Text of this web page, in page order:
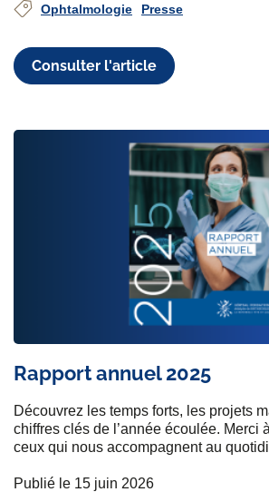
Ophtalmologie Presse
Consulter l'article
Rapport annuel 2025
Découvrez les temps forts, les projets
chiffres clés de l’année écoulée. Merci
ceux qui nous accompagnent au
Publié le 15 juin 2026